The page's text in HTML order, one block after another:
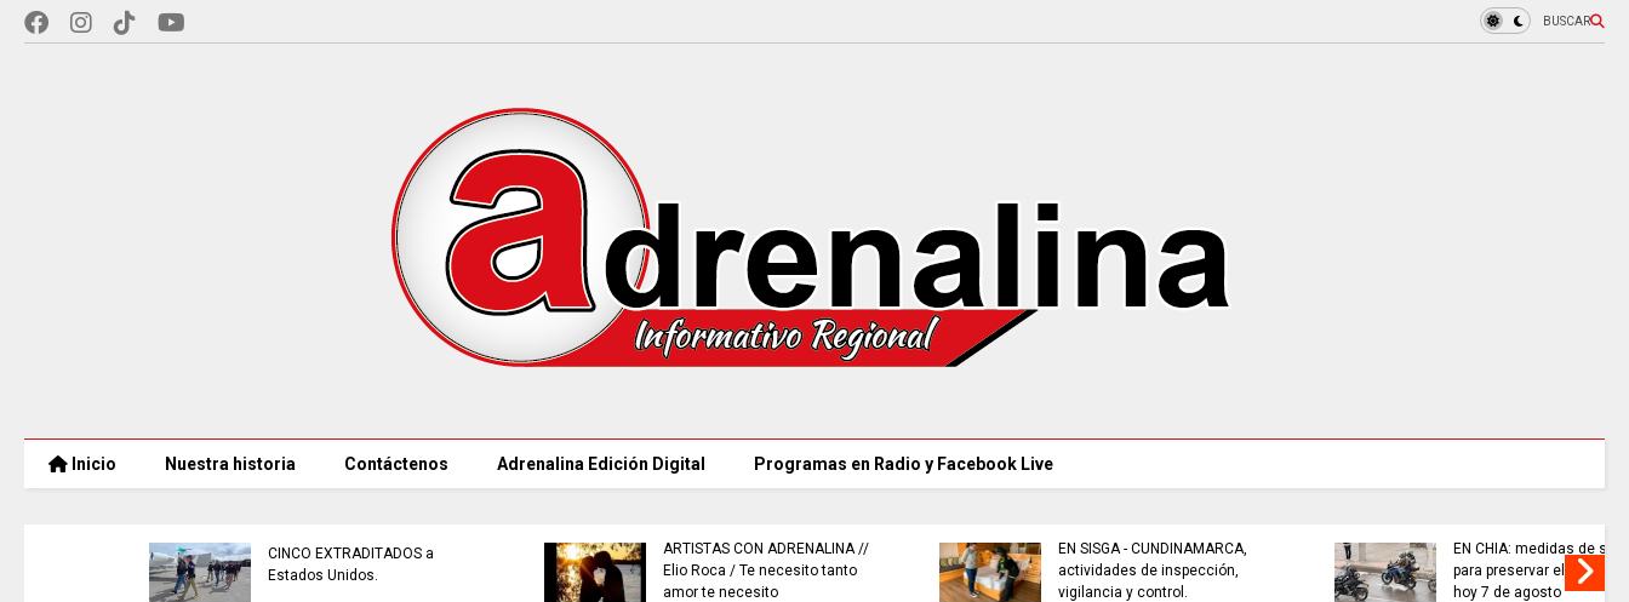
BUSCAR
Inicio Nuestra historia Contáctenos Adrenalina Edición Digital Programas en Radio y Facebook Live
ARTISTAS CON ADRENALINA //
Elio Roca / Te necesito tanto
amor te necesito
EN SISGA - CUNDINAMARCA,
actividades de inspección,
vigilancia y control.
EN CHÍA: medidas de seguridad
para preservar el orden público
hoy 7 de agosto
EL COLECTIVO DEPORTIVO//
emisión del 6 de agosto de 2026